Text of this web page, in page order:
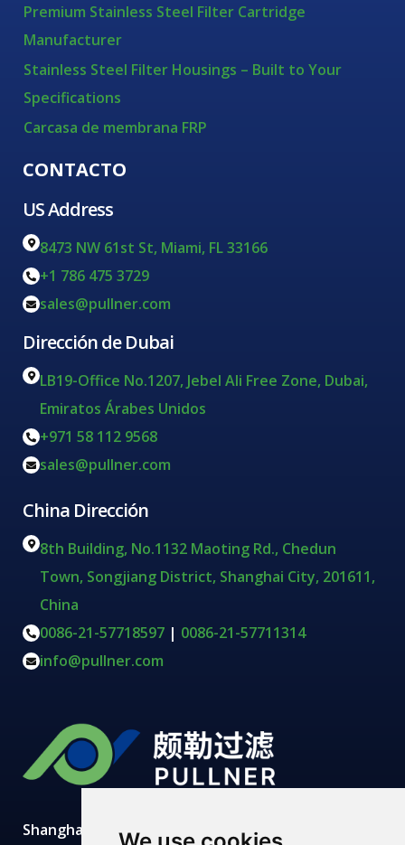
Shanghai Pullner desarrolla, fabrica y suministra
Premium Stainless Steel Filter Cartridge
Manufacturer
Stainless Steel Filter Housings – Built to Your
Specifications
Carcasa de membrana FRP
CONTACTO
US Address
8473 NW 61st St, Miami, FL 33166
+1 786 475 3729
sales@pullner.com
Dirección de Dubai
LB19-Office No.1207, Jebel Ali Free Zone, Dubai,
Emiratos Árabes Unidos
+971 58 112 9568
sales@pullner.com
China Dirección
8th Building, No.1132 Maoting Rd., Chedun
Town, Songjiang District, Shanghai City, 201611,
China
0086-21-57718597 | 0086-21-57711314
info@pullner.com